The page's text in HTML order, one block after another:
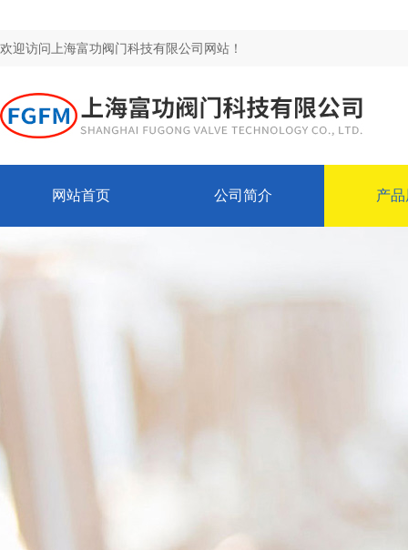
欢迎访问上海富功阀门科技有限公司网站！
网站首页 公司简介 产